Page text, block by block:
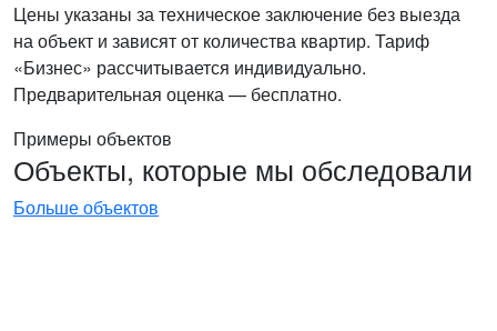
Цены указаны за техническое заключение без выезда
на объект и зависят от количества квартир. Тариф
«Бизнес» рассчитывается индивидуально.
Предварительная оценка — бесплатно.
Примеры объектов
Объекты, которые мы обследовали
Больше объектов